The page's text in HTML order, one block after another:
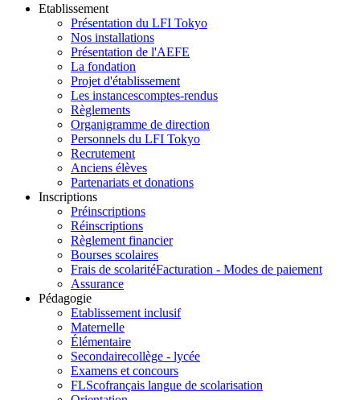
Etablissement
Présentation du LFI Tokyo
Nos installations
Présentation de l'AEFE
La fondation
Projet d'établissement
Les instancescomptes-rendus
Règlements
Organigramme de direction
Personnels du LFI Tokyo
Recrutement
Anciens élèves
Partenariats et donations
Inscriptions
Préinscriptions
Réinscriptions
Règlement financier
Bourses scolaires
Frais de scolaritéFacturation - Modes de paiement
Assurance
Pédagogie
Etablissement inclusif
Maternelle
Élémentaire
Secondairecollège - lycée
Examens et concours
FLScofrançais langue de scolarisation